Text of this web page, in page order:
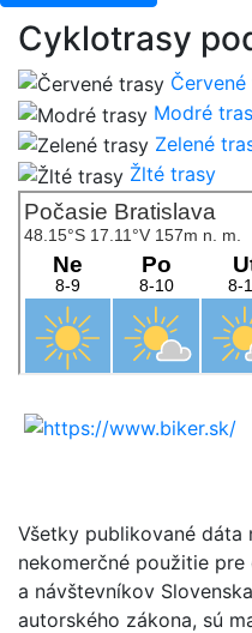
Cyklotrasy
Modré
Zelené
Žlté trasy
Všetky publikované dáta
nekomerčné použitie
a návštevníkov
autorského zákona, sú